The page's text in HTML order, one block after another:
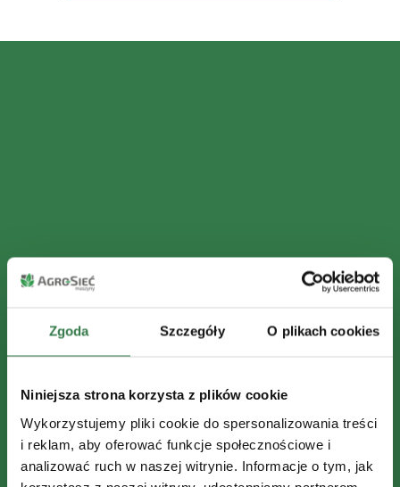
Zgoda Szczegóły O plikach cookies
Niniejsza strona korzysta z plików cookie
Wykorzystujemy pliki cookie do spersonalizowania treści
i reklam, aby oferować funkcje społecznościowe i
analizować ruch w naszej witrynie. Informacje o tym, jak